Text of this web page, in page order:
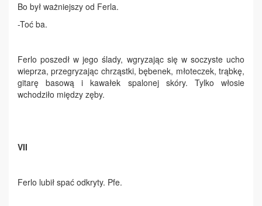
Bo był ważniejszy od Ferla.
-Toć ba.
Ferlo poszedł w jego ślady, wgryzając się w soczyste ucho
wieprza, przegryzając chrząstki, bębenek, młoteczek, trąbkę,
gitarę basową i kawałek spalonej skóry. Tylko włosie
wchodziło między zęby.
VII
Ferlo lubił spać odkryty. Pfe.